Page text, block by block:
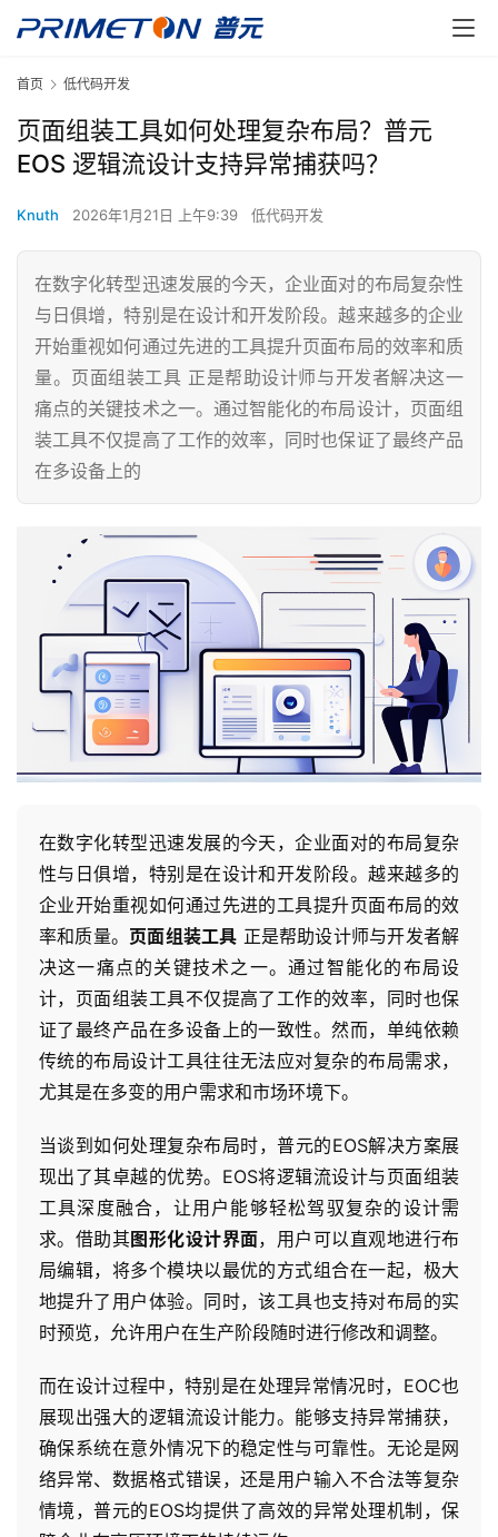
首页 低代码开发
页面组装工具如何处理复杂布局？普元
EOS 逻辑流设计支持异常捕获吗？
Knuth 2026年1月21日 上午9:39 低代码开发
在数字化转型迅速发展的今天，企业面对的布局复杂性
与日俱增，特别是在设计和开发阶段。越来越多的企业
开始重视如何通过先进的工具提升页面布局的效率和质
量。页面组装工具 正是帮助设计师与开发者解决这一
痛点的关键技术之一。通过智能化的布局设计，页面组
装工具不仅提高了工作的效率，同时也保证了最终产品
在多设备上的
在数字化转型迅速发展的今天，企业面对的布局复杂
性与日俱增，特别是在设计和开发阶段。越来越多的
企业开始重视如何通过先进的工具提升页面布局的效
率和质量。 页面组装工具 正是帮助设计师与开发者解
决这一痛点的关键技术之一。通过智能化的布局设
计，页面组装工具不仅提高了工作的效率，同时也保
证了最终产品在多设备上的一致性。然而，单纯依赖
传统的布局设计工具往往无法应对复杂的布局需求，
尤其是在多变的用户需求和市场环境下。
当谈到如何处理复杂布局时，普元的EOS解决方案展
现出了其卓越的优势。EOS将逻辑流设计与页面组装
工具深度融合，让用户能够轻松驾驭复杂的设计需
求。借助其图形化设计界面，用户可以直观地进行布
局编辑，将多个模块以最优的方式组合在一起，极大
地提升了用户体验。同时，该工具也支持对布局的实
时预览，允许用户在生产阶段随时进行修改和调整。
而在设计过程中，特别是在处理异常情况时，EOC也
展现出强大的逻辑流设计能力。能够支持异常捕获，
确保系统在意外情况下的稳定性与可靠性。无论是网
络异常、数据格式错误，还是用户输入不合法等复杂
情境，普元的EOS均提供了高效的异常处理机制，保